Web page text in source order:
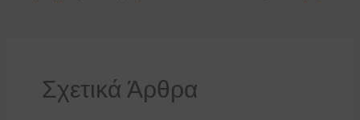
Σχετικά Άρθρα